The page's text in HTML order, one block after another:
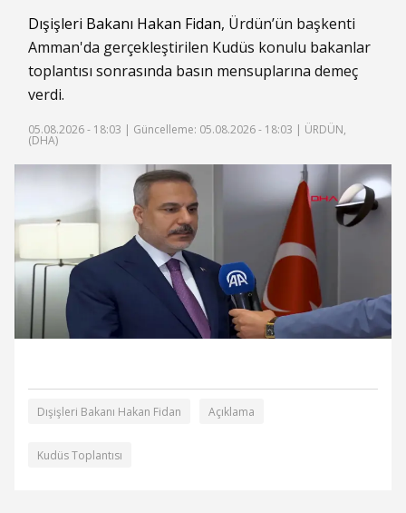
Dışişleri Bakanı Hakan Fidan, Ürdün’ün başkenti
Amman'da gerçekleştirilen Kudüs konulu bakanlar
toplantısı sonrasında basın mensuplarına demeç
verdi.
05.08.2026 - 18:03 | Güncelleme: 05.08.2026 - 18:03 | ÜRDÜN,
(DHA)
Dışişleri Bakanı Hakan Fidan Açıklama
Kudüs Toplantısı